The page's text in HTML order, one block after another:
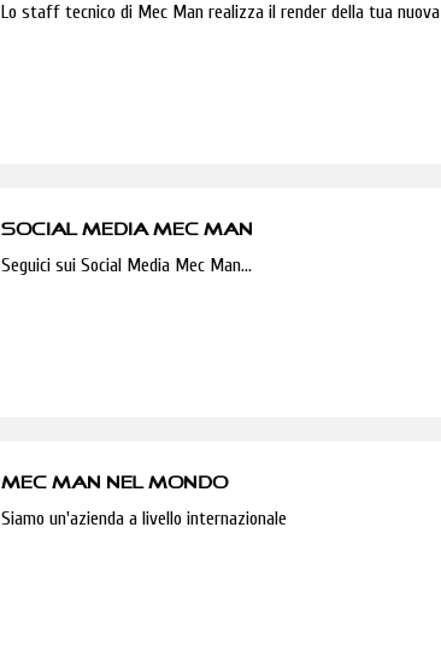
Lo staff tecnico di Mec Man realizza il render della tua nuova
SOCIAL MEDIA MEC MAN
Seguici sui Social Media Mec Man...
MEC MAN NEL MONDO
Siamo un'azienda a livello internazionale